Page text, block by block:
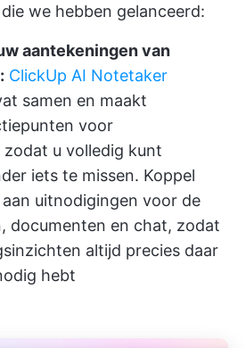
we hebben gelanceerd:
aantekeningen van
ClickUp AI Notetaker
samen en maakt
voor
u volledig kunt
iets te missen. Koppel
uitnodigingen voor de
documenten en chat, zodat
altijd precies daar
hebt